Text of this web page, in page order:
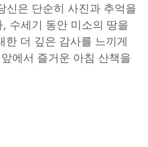
신은 단순히 사진과 추억을
수세기 동안 미소의 땅을
한 더 깊은 감사를 느끼게
에서 즐거운 아침 산책을